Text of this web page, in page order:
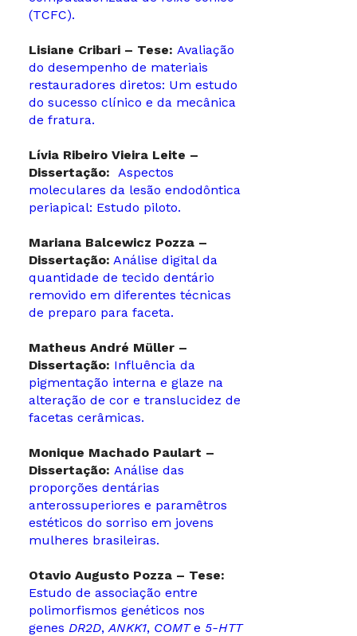
(TCFC).
Lisiane Cribari – Tese: Avaliação
do desempenho de materiais
restauradores diretos: Um estudo
do sucesso clínico e da mecânica
de fratura.
Lívia Ribeiro Vieira Leite –
Dissertação: Aspectos
moleculares da lesão endodôntica
periapical: Estudo piloto.
Mariana Balcewicz Pozza –
Dissertação: Análise digital da
quantidade de tecido dentário
removido em diferentes técnicas
de preparo para faceta.
Matheus André Müller –
Dissertação: Influência da
pigmentação interna e glaze na
alteração de cor e translucidez de
facetas cerâmicas.
Monique Machado Paulart –
Dissertação: Análise das
proporções dentárias
anterossuperiores e paramêtros
estéticos do sorriso em jovens
mulheres brasileiras.
Otavio Augusto Pozza – Tese:
Estudo de associação entre
polimorfismos genéticos nos
genes DR2D,ANKK1, COMTe 5-HTT